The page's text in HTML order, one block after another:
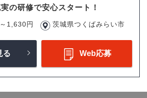
の研修で安心スタート！
1,630円 茨城県つくばみらい市
る Web応募